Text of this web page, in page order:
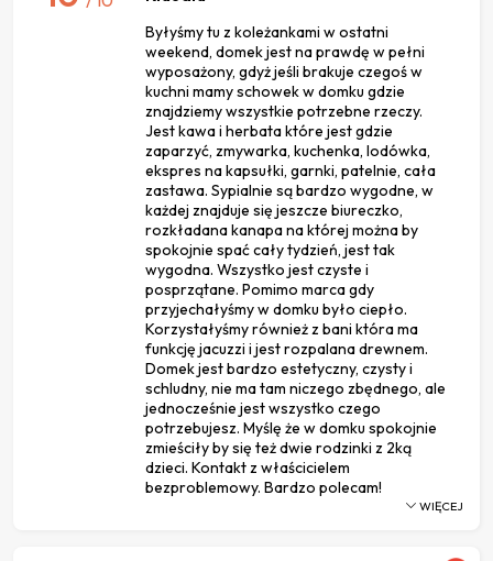
Byłyśmy tu z koleżankami w ostatni
weekend, domek jest na prawdę w pełni
wyposażony, gdyż jeśli brakuje czegoś w
kuchni mamy schowek w domku gdzie
znajdziemy wszystkie potrzebne rzeczy.
Jest kawa i herbata które jest gdzie
zaparzyć, zmywarka, kuchenka, lodówka,
ekspres na kapsułki, garnki, patelnie, cała
zastawa. Sypialnie są bardzo wygodne, w
każdej znajduje się jeszcze biureczko,
rozkładana kanapa na której można by
spokojnie spać cały tydzień, jest tak
wygodna. Wszystko jest czyste i
posprzątane. Pomimo marca gdy
przyjechałyśmy w domku było ciepło.
Korzystałyśmy również z bani która ma
funkcję jacuzzi i jest rozpalana drewnem.
Domek jest bardzo estetyczny, czysty i
schludny, nie ma tam niczego zbędnego, ale
jednocześnie jest wszystko czego
potrzebujesz. Myślę że w domku spokojnie
zmieściły by się też dwie rodzinki z 2ką
dzieci. Kontakt z właścicielem
bezproblemowy. Bardzo polecam!
WIĘCEJ